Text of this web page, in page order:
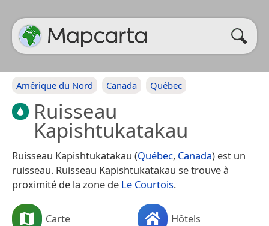
Amérique du Nord Canada Québec
Ruisseau
Kapishtukatakau
Ruisseau Kapishtukatakau (Québec, Canada) est un
ruisseau. Ruisseau Kapishtukatakau se trouve à
proximité de la zone de Le Courtois.
Carte Hôtels